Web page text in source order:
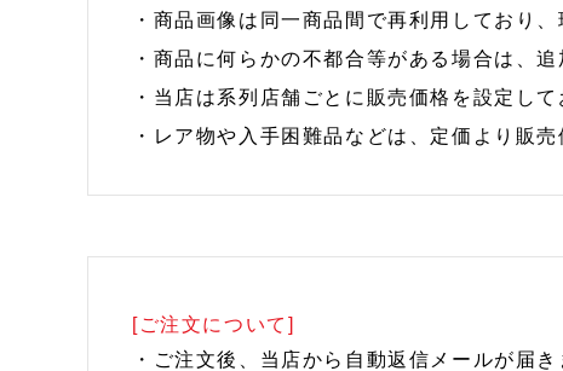
・商品画像は同一商品間で再利用しており
・商品に何らかの不都合等がある場合は、
・当店は系列店舗ごとに販売価格を設定し
・レア物や入手困難品などは、定価より販
[ご注文について]
・ご注文後、当店から自動返信メールが届